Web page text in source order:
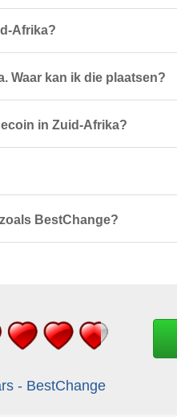
Afrika?
Waar kan ik die plaatsen?
in Zuid-Afrika?
BestChange?
- BestChange